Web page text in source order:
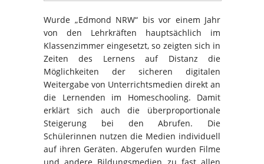
Wurde „Edmond NRW“ bis vor einem Jahr
von den Lehrkräften hauptsächlich im
Klassenzimmer eingesetzt, so zeigten sich in
Zeiten des Lernens auf Distanz die
Möglichkeiten der sicheren digitalen
Weitergabe von Unterrichtsmedien direkt an
die Lernenden im Homeschooling. Damit
erklärt sich auch die überproportionale
Steigerung bei den Abrufen. Die
Schülerinnen nutzen die Medien individuell
auf ihren Geräten. Abgerufen wurden Filme